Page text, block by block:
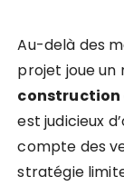
Au-delà des
projet joue un
construction
est judicieux
compte des
stratégie